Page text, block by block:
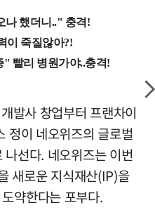
발사 창업부터 프랜차이
정이 네오위즈의 글로벌
선다. 네오위즈는 이번
새로운 지식재산(IP)을
약한다는 포부다.